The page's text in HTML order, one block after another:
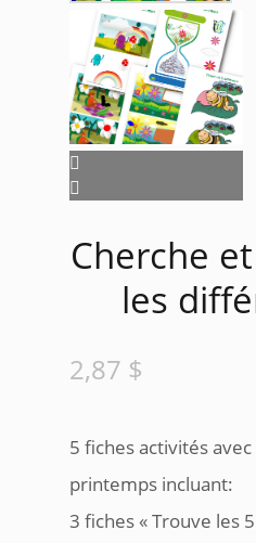
Cherche
les
2,87 $
5 fiches activités
printemps incluant:
3 fiches « Trouve les